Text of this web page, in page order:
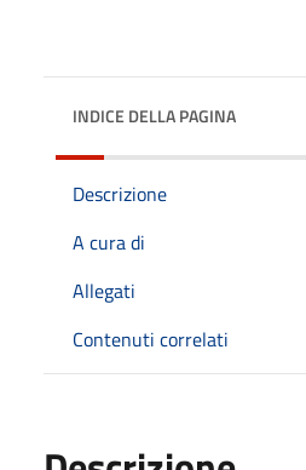
INDICE DELLA PAGINA
Descrizione
A cura di
Allegati
Contenuti correlati